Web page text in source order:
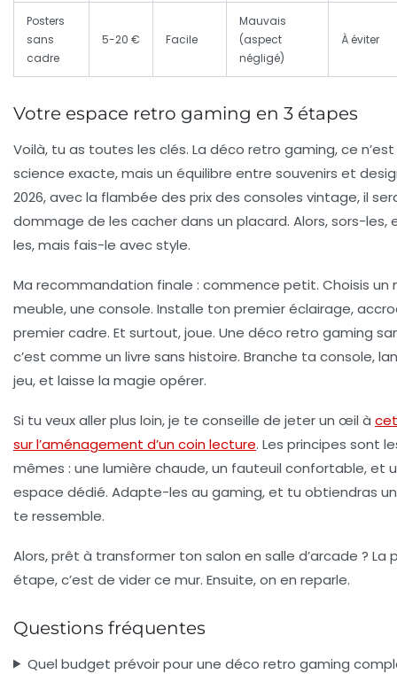
Posters
sans
cadre
5-20 € Facile
Mauvais
(aspect
négligé)
À éviter
Votre espace retro gaming en 3 étapes
Voilà, tu as toutes les clés. La déco retro gaming, ce
science exacte, mais un équilibre entre souvenirs et
2026, avec la flambée des prix des consoles vintage, il
dommage de les cacher dans un placard. Alors, sors-les,
les, mais fais-le avec style.
Ma recommandation finale : commence petit. Choisis un
meuble, une console. Installe ton premier éclairage,
premier cadre. Et surtout,joue. Une déco retro gaming
c’est comme un livre sans histoire. Branche ta console,
jeu, et laisse la magie opérer.
Si tu veux aller plus loin, je te conseille de jeter un œil à
sur l’aménagement d’un coin lecture. Les principes sont
mêmes : une lumière chaude, un fauteuil confortable, et
espace dédié. Adapte-les au gaming, et tu obtiendras
te ressemble.
Alors, prêt à transformer ton salon en salle d’arcade ? La
étape, c’est de vider ce mur. Ensuite, on en reparle.
Questions fréquentes
Quel budget prévoir pour une déco retro gaming